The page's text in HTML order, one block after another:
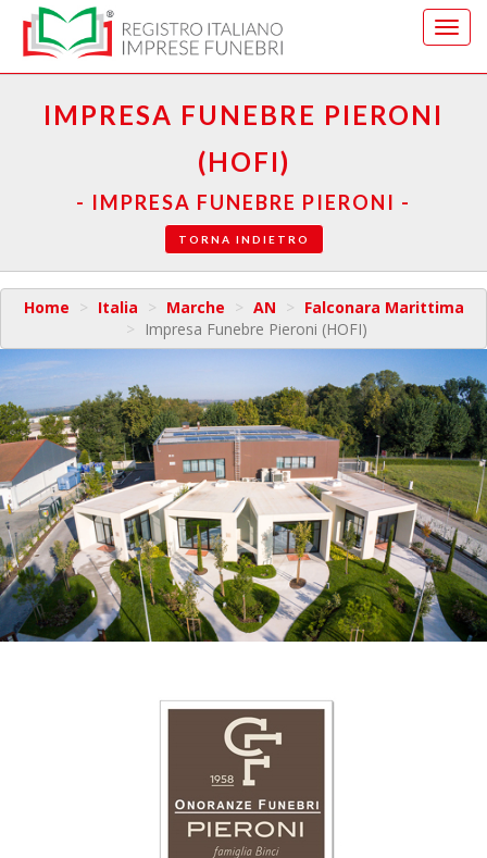
Vai
al
menu
IMPRESA FUNEBRE PIERONI
(HOFI)
- IMPRESA FUNEBRE PIERONI -
TORNA INDIETRO
Home Italia Marche AN
Falconara Marittima
Impresa Funebre Pieroni (HOFI)